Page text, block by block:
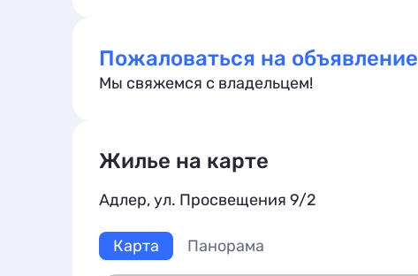
Пожаловаться на объявление
Мы свяжемся с владельцем!
Жилье на карте
Адлер, ул. Просвещения 9/2
Карта Панорама